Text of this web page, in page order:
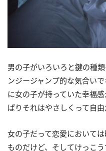
男の子がいろいろと鍵の種
ンジージャンプ的な気合い
に女の子が持っていた幸福
ぱりそれはやさしくって自
女の子だって恋愛において
ものだけど、そしてけっこ